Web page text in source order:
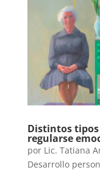
Distintos tipos
regularse
por Lic. Tatiana
Desarrollo